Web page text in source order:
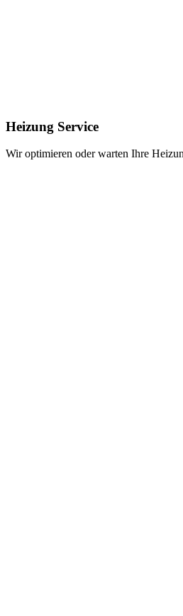
Heizung Service
Wir optimieren oder warten Ihre